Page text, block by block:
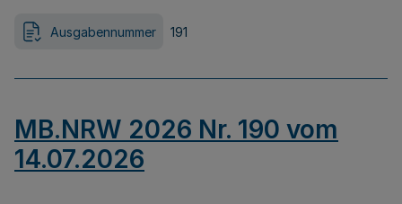
Ausgabennummer 191
MB.NRW 2026 Nr. 190 vom
14.07.2026